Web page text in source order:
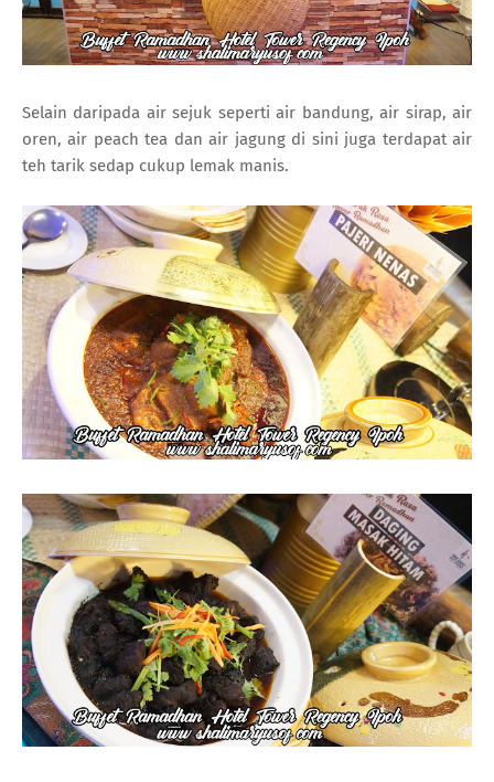
Selain daripada air sejuk seperti air bandung, air sirap, air
oren, air peach tea dan air jagung di sini juga terdapat air
teh tarik sedap cukup lemak manis.